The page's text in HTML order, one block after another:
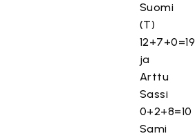
Suomi
(T)
12+7+0=19
ja
Arttu
Sassi
0+2+8=10
Sami